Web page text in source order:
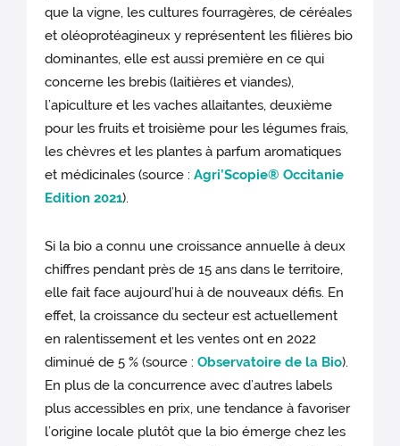
que la vigne, les cultures fourragères, de céréales
et oléoprotéagineux y représentent les filières bio
dominantes, elle est aussi première en ce qui
concerne les brebis (laitières et viandes),
l’apiculture et les vaches allaitantes, deuxième
pour les fruits et troisième pour les légumes frais,
les chèvres et les plantes à parfum aromatiques
et médicinales (source :Agri’Scopie® Occitanie
Edition 2021).
Si la bio a connu une croissance annuelle à deux
chiffres pendant près de 15 ans dans le territoire,
elle fait face aujourd’hui à de nouveaux défis. En
effet, la croissance du secteur est actuellement
en ralentissement et les ventes ont en 2022
diminué de 5 % (source :Observatoire de la Bio).
En plus de la concurrence avec d’autres labels
plus accessibles en prix, une tendance à favoriser
l’origine locale plutôt que la bio émerge chez les